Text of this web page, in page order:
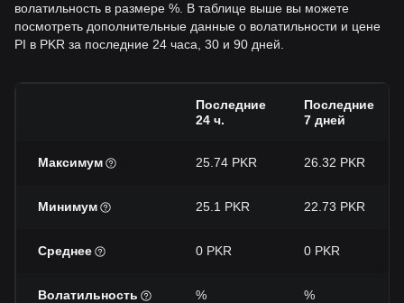
волатильность в размере %. В таблице выше вы можете
посмотреть дополнительные данные о волатильности и цене
PI в PKR за последние 24 часа, 30 и 90 дней.
Последние
24 ч.
Последние
7 дней
Максимум 25.74 PKR 26.32 PKR
Минимум 25.1 PKR 22.73 PKR
Среднее 0 PKR 0 PKR
Волатильность % %